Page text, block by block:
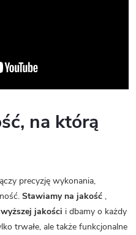
na którą
precyzję wykonania,
Stawiamy na jakość ,
jakości i dbamy o każdy
trwałe, ale także funkcjonalne